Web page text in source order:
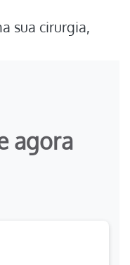
sua cirurgia,
agora